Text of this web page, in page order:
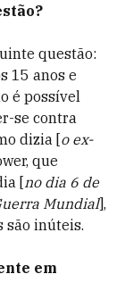
questão:
15 anos e
é possível
se contra
dizia [o ex-
que
[no dia 6 de
Mundial],
são inúteis.
em